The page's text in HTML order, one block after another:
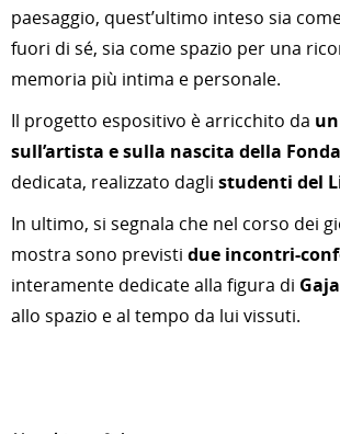
paesaggio, quest’ultimo inteso sia
fuori di sé, sia come spazio per una
memoria più intima e personale.
Il progetto espositivo è arricchito da
sull’artista e sulla nascita della
dedicata, realizzato dagli studenti del
In ultimo, si segnala che nel corso dei
mostra sono previsti due incontri-
interamente dedicate alla figura di
allo spazio e al tempo da lui vissuti.